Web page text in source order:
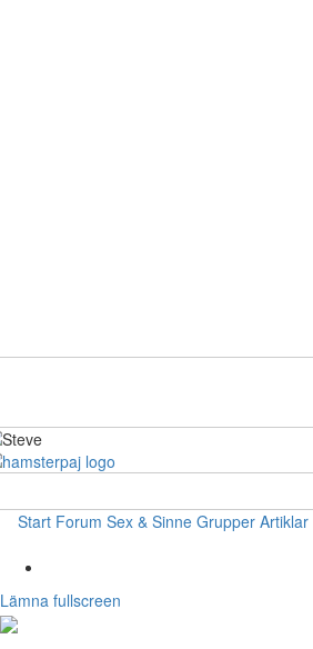
Start Forum Sex & Sinne Grupper Artiklar
Lämna fullscreen